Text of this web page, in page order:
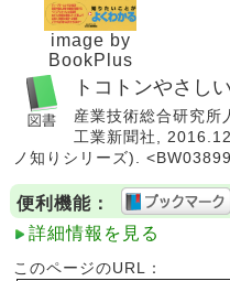
image by
BookPlus
トコトンやさし
産業技術総合研究所
工業新聞社,
ノ知りシリーズ).
便利機能：
詳細情報を見る
このページのURL：